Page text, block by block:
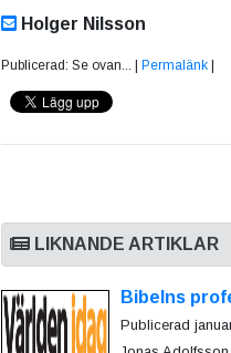
Holger Nilsson
Publicerad: Se ovan... | Permalänk
LIKNANDE ARTIKLAR
Bibelns
Publicerad